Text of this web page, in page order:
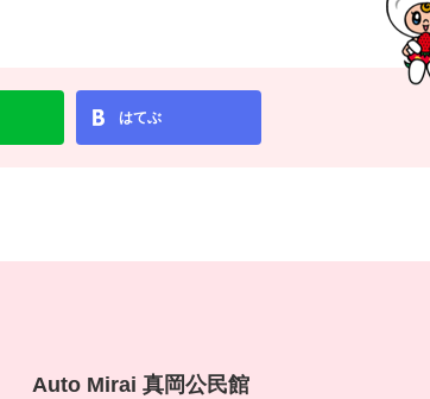
はてぶ
Auto Mirai 真岡公民館